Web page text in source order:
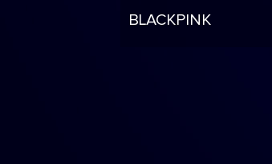
BLACKPINK